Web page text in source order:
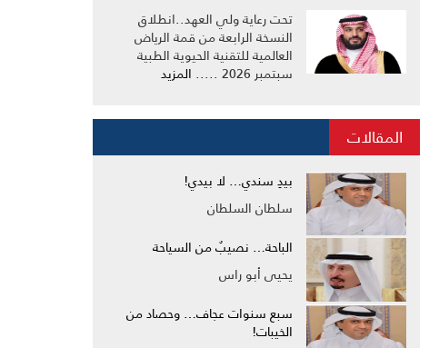
تحت رعاية ولي العهد..انطلاق
النسخة الرابعة من قمة الرياض
العالمية للتقنية الحيوية الطبية
سبتمبر 2026 .....
المزيد
المقالات
بيدِ سندي… لا بيدي!
سلطان السلطان
الباحة… نصيبٌ من السياحة
يحيى أبو راس
سبع سنوات عجاف… وحصاد من
الخيبات!